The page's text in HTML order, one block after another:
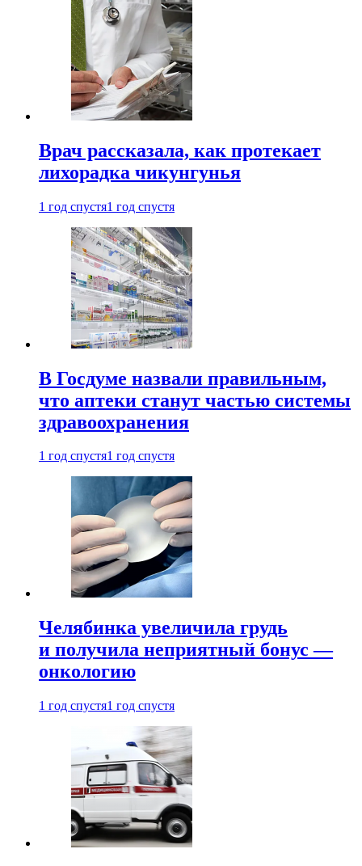
Врач рассказала, как протекает
лихорадка чикунгунья
1 год спустя1 год спустя
В Госдуме назвали правильным,
что аптеки станут частью системы
здравоохранения
1 год спустя1 год спустя
Челябинка увеличила грудь
и получила неприятный бонус —
онкологию
1 год спустя1 год спустя